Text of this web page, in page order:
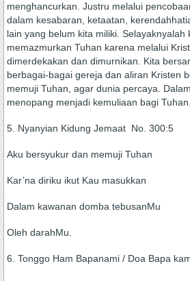
menghancurkan. Justru melalui
dalam kesabaran, ketaatan,
lain yang belum kita miliki. Selayaknyalah
memazmurkan Tuhan karena melalui
dimerdekakan dan dimurnikan. Kita
berbagai-bagai gereja dan aliran Kristen
memuji Tuhan, agar dunia percaya.
menopang menjadi kemuliaan bagi Tuhan.
5. Nyanyian Kidung Jemaat No. 300:5
Aku bersyukur dan memuji Tuhan
Kar’na diriku ikut Kau masukkan
Dalam kawanan domba tebusanMu
Oleh darahMu.
6. Tonggo Ham Bapanami / Doa Bapa